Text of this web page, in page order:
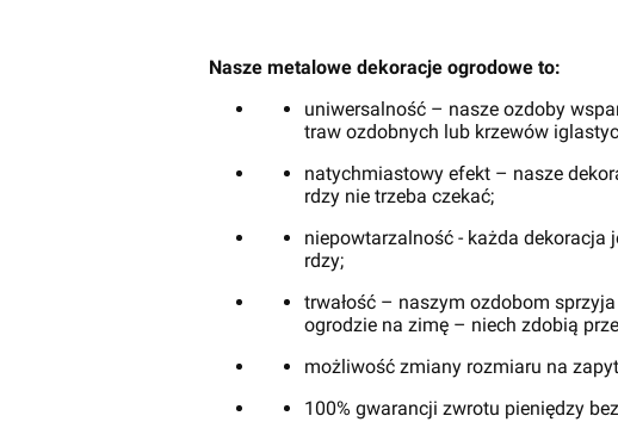
Nasze metalowe dekoracje ogrodowe to:
uniwersalność – nasze ozdoby
traw ozdobnych lub krzewów
natychmiastowy efekt – nasze
rdzy nie trzeba czekać;
niepowtarzalność - każda dekoracja
rdzy;
trwałość – naszym ozdobom
ogrodzie na zimę – niech zdobią
możliwość zmiany rozmiaru na
100% gwarancji zwrotu pieniędzy